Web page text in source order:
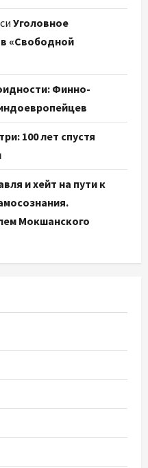
Уголовное
«Свободной
Финно-
100 лет спустя
и хейт на пути к
Мокшанского